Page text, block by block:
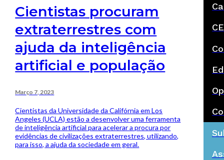
Cientistas procuram
extraterrestres com
ajuda da inteligência
artificial e população
Março 7, 2023
Cientistas da Universidade da Califórnia em Los
Angeles (UCLA) estão a desenvolver uma ferramenta
de inteligência artificial para acelerar a procura por
evidências de civilizações extraterrestres, utilizando,
para isso, a ajuda da sociedade em geral.